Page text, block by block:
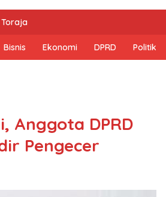
Toraja
Bisnis Ekonomi DPRD Politik
Anggota DPRD
Pengecer